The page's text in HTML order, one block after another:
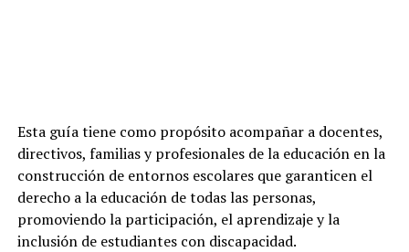
Esta guía tiene como propósito acompañar a docentes,
directivos, familias y profesionales de la educación en la
construcción de entornos escolares que garanticen el
derecho a la educación de todas las personas,
promoviendo la participación, el aprendizaje y la
inclusión de estudiantes con discapacidad.